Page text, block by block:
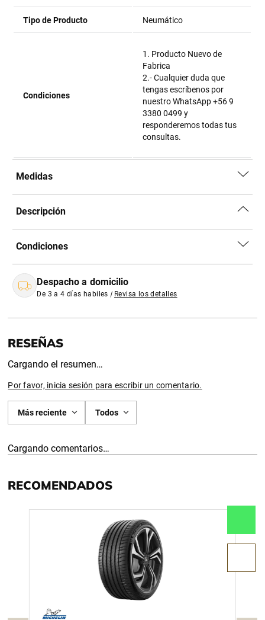
Tipo de Producto Neumático
Condiciones
1. Producto Nuevo de
Fabrica
2.- Cualquier duda que
tengas escríbenos por
nuestro WhatsApp +56 9
3380 0499 y
responderemos todas tus
consultas.
Medidas
Descripción
Condiciones
Despacho a domicilio
De 3 a 4 días habiles | Revisa los detalles
Cargando el resumen…
Por favor, inicia sesión para escribir un comentario.
Más reciente Todos
Cargando comentarios…
RECOMENDADOS